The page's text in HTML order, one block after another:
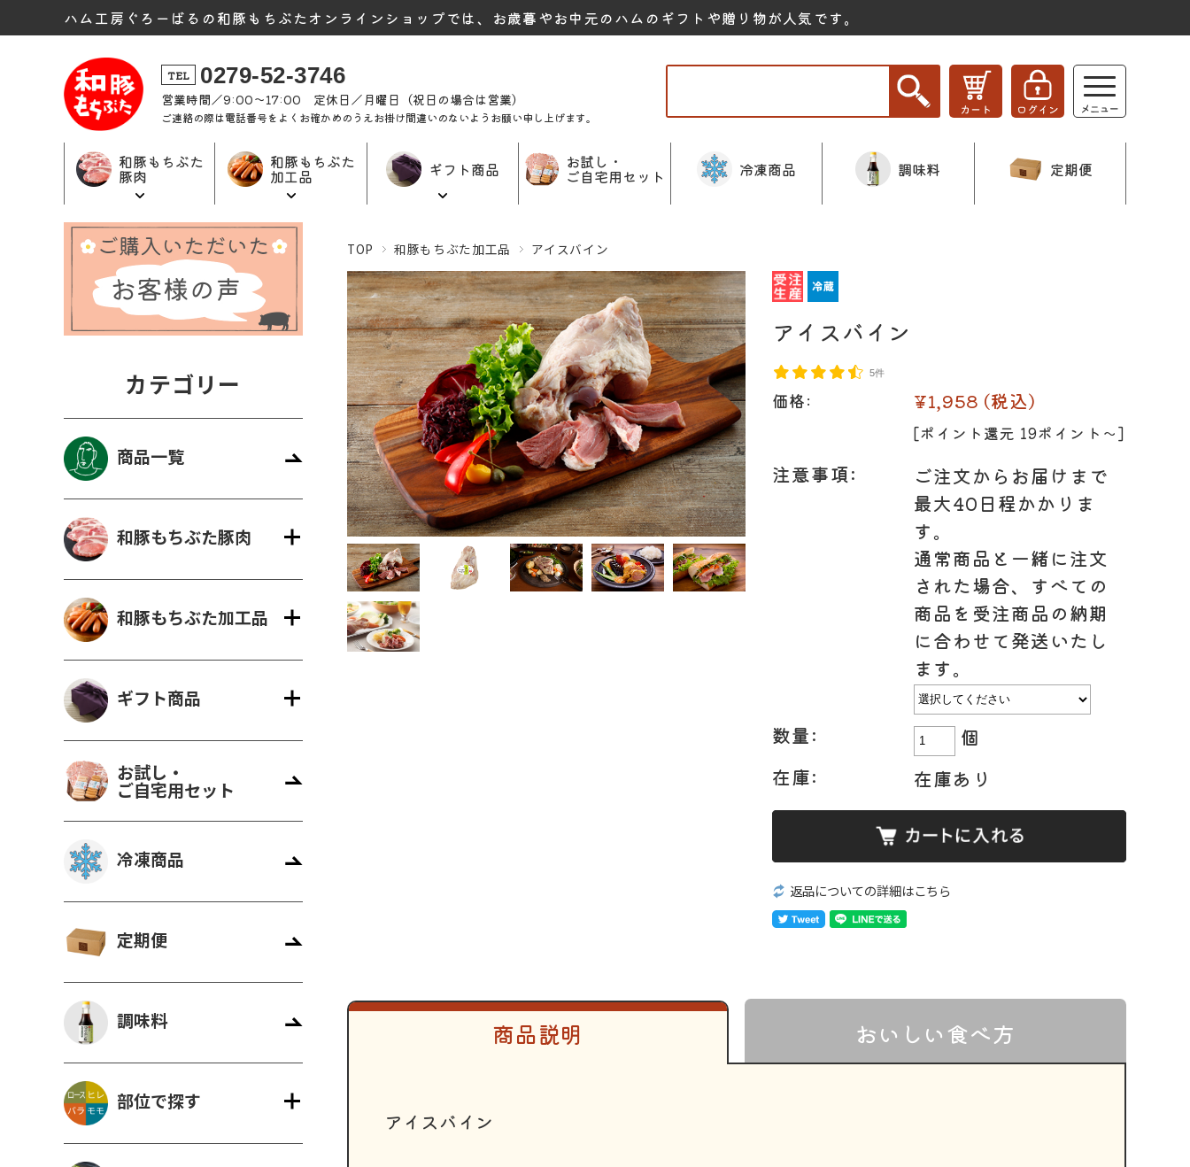
ハム工房ぐろーばるの和豚もちぶたオンラインショップでは、お歳暮やお中元のハムのギフトや贈り物が人気です。
TEL 0279-52-3746
営業時間／9:00〜17:00 定休日／月曜日（祝日の場合は営業）
ご連絡の際は電話番号をよくお確かめのうえお掛け間違いのないようお願い申し上げます。
和豚もちぶた
豚肉
和豚もちぶた
豚肉トップ
モモ バラ ヒレ こま切れ
・ひき肉
味付け肉
和豚もちぶた
加工品
和豚もちぶた
加工品トップ
ウィンナ ソーセージ アイスバイン 惣菜・レトルト
ギフト商品
ギフト商品
トップ
精肉と加工品
のギフト
加工品の
ギフト
お試し・
ご自宅用セット 冷凍商品 調味料 定期便
TOP 和豚もちぶた加工品 アイスバイン
アイスバイン
5件
価格: ¥1,958 (税込)
[ポイント還元 19ポイント〜]
注意事項:
ご注文からお届けまで
最大40日程かかりま
す。
通常商品と一緒に注文
された場合、すべての
商品を受注商品の納期
に合わせて発送いたし
ます。
数量:
個
在庫:
在庫あり
返品についての詳細はこちら
商品説明 おいしい食べ方
アイスバイン
カテゴリー
商品一覧
和豚もちぶた豚肉
和豚もちぶた加工品
ギフト商品
お試し・
ご自宅用セット
冷凍商品
定期便
調味料
部位で探す